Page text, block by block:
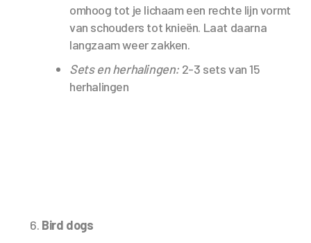
omhoog tot je lichaam een rechte lijn vormt
van schouders tot knieën. Laat daarna
langzaam weer zakken.
Sets en herhalingen: 2-3 sets van 15
herhalingen
Bird dogs